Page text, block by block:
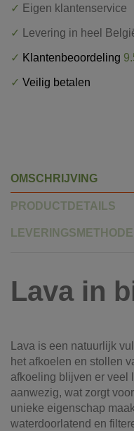
✓ Eigen klantenservice
✓ Levering in heel
✓ Klantenbeoordeling
✓ Veilig betalen
OMSCHRIJVING
PRODUCTDETAILS
Lava in
Lava is een natuurlijk
het afkoelen en stollen
afkoeling blijven er veel
aanwezig, wat zorgt
unieke eigenschap
waterdoorlatend en